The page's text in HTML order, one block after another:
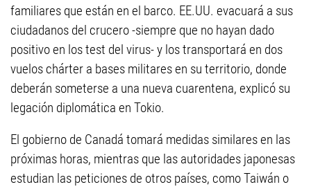
familiares que están en el barco. EE.UU. evacuará a sus
ciudadanos del crucero -siempre que no hayan dado
positivo en los test del virus- y los transportará en dos
vuelos chárter a bases militares en su territorio, donde
deberán someterse a una nueva cuarentena, explicó su
legación diplomática en Tokio.
El gobierno de Canadá tomará medidas similares en las
próximas horas, mientras que las autoridades japonesas
estudian las peticiones de otros países, como Taiwán o